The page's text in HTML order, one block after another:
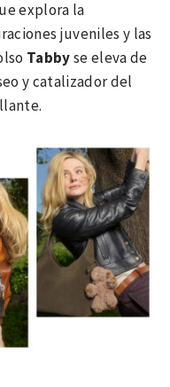
explora la
juveniles y las
Tabbyse eleva de
y catalizador del